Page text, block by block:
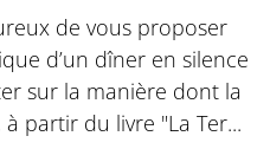
de vous proposer
d’un dîner en silence
sur la manière dont la
partir du livre "La Ter...